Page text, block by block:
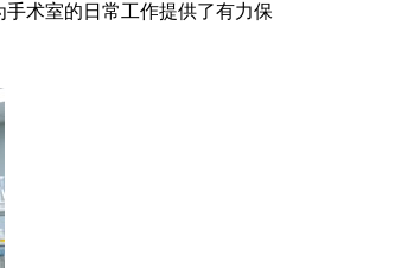
术室的日常工作提供了有力保